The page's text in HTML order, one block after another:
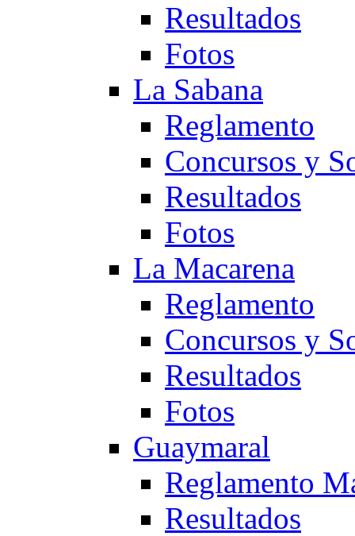
Resultados
Fotos
La Sabana
Reglamento
Concursos y
Resultados
Fotos
La Macarena
Reglamento
Concursos y
Resultados
Fotos
Guaymaral
Reglamento
Resultados